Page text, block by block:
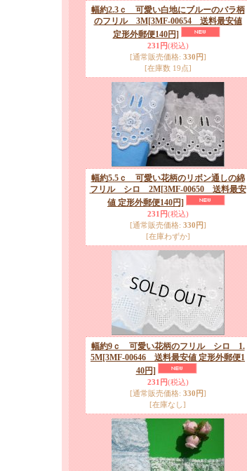
幅約2.3ｃ 可愛い白地にブルーのバラ柄
のフリル 3M[3MF-00654 送料最安値
定形外郵便140円]
231円(税込)
[通常販売価格: 330円]
[在庫数 19点]
幅約5.5ｃ 可愛い花柄のリボン通しの綿
フリル シロ 2M[3MF-00650 送料最安
値 定形外郵便140円]
231円(税込)
[通常販売価格: 330円]
[在庫わずか]
幅約9ｃ 可愛い花柄のフリル シロ 1.
5M[3MF-00646 送料最安値 定形外郵便1
40円]
231円(税込)
[通常販売価格: 330円]
[在庫なし]